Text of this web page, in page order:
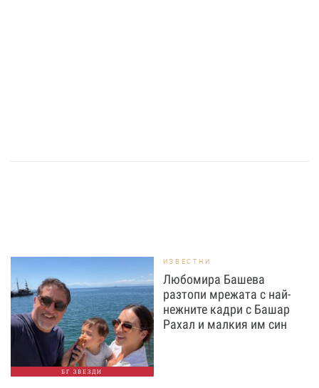
БГ ЗВЕЗДИ
ИЗВЕСТНИ
Любомира Башева
разтопи мрежата с най-
нежните кадри с Башар
Рахал и малкия им син